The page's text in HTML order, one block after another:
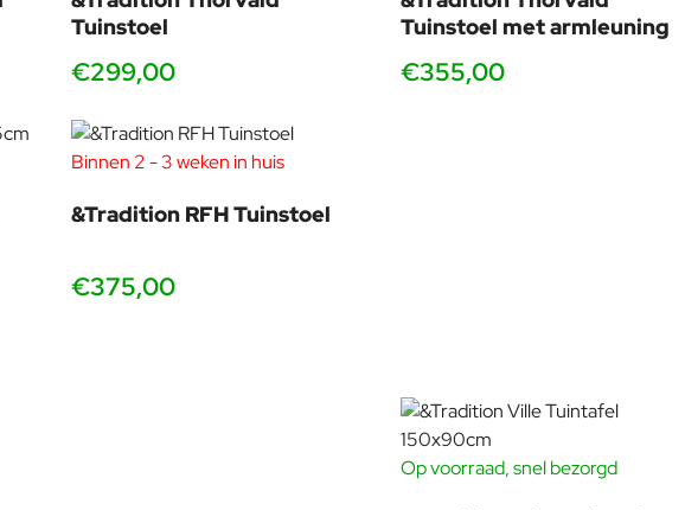
Tuinstoel
€299,00
Tuinstoel met armleuning
€355,00
Binnen 2 - 3 weken in huis
&Tradition RFH Tuinstoel
€375,00
Op voorraad, snel bezorgd